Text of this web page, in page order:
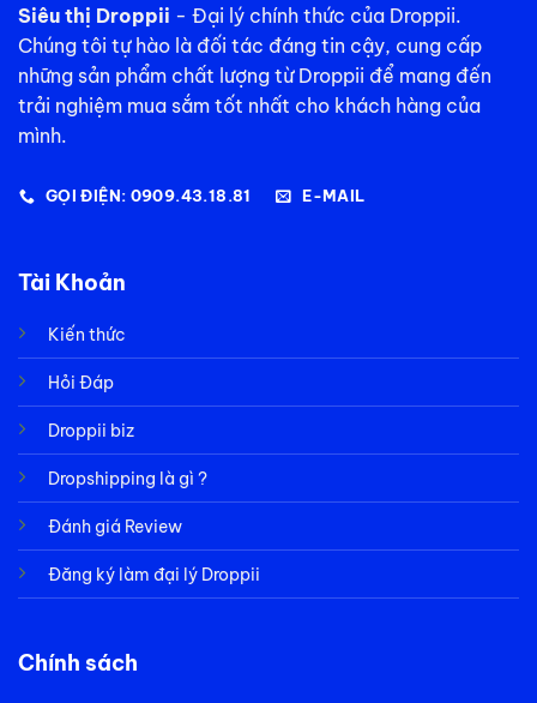
Siêu thị Droppii - Đại lý chính thức của Droppii.
Chúng tôi tự hào là đối tác đáng tin cậy, cung cấp
những sản phẩm chất lượng từ Droppii để mang đến
trải nghiệm mua sắm tốt nhất cho khách hàng của
mình.
GỌI ĐIỆN: 0909.43.18.81 E-MAIL
Tài Khoản
Kiến thức
Hỏi Đáp
Droppii biz
Dropshipping là gì ?
Đánh giá Review
Đăng ký làm đại lý Droppii
Chính sách